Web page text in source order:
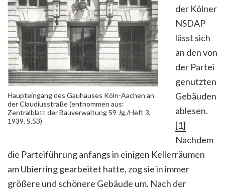
Haupteingang des Gauhauses Köln-Aachen an
der Claudiusstraße (entnommen aus:
Zentralblatt der Bauverwaltung 59 Jg./Heft 3,
1939, S.53)
der Kölner
NSDAP
lässt sich
an den von
der Partei
genutzten
Gebäuden
ablesen.
[1]
Nachdem
die Parteiführung anfangs in einigen Kellerräumen
am Ubierring gearbeitet hatte, zog sie in immer
größere und schönere Gebäude um. Nach der